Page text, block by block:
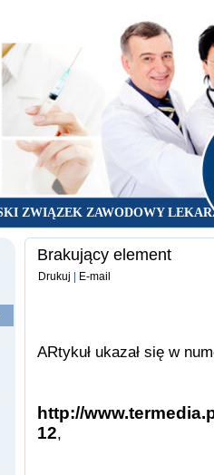
ZWIĄZEK ZAWODOWY
Brakujący element
Drukuj E-mail
ARtykuł ukazał się w
http://
12,